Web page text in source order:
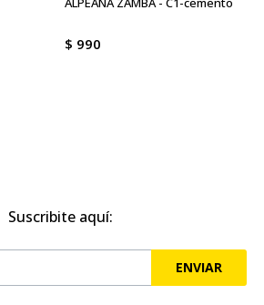
$ 990
Suscribite aquí:
ENVIAR